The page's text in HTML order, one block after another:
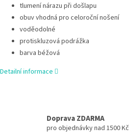
tlumení nárazu při došlapu
obuv vhodná pro celoroční nošení
voděodolné
protiskluzová podrážka
barva béžová
Detailní informace
Doprava ZDARMA
pro objednávky nad 1500 Kč